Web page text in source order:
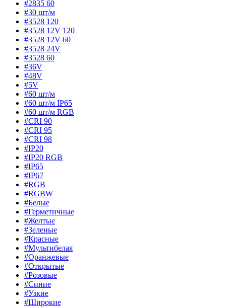
#2835 60
#30 шт/м
#3528 120
#3528 12V 120
#3528 12V 60
#3528 24V
#3528 60
#36V
#48V
#5V
#60 шт/м
#60 шт/м IP65
#60 шт/м RGB
#CRI 90
#CRI 95
#CRI 98
#IP20
#IP20 RGB
#IP65
#IP67
#RGB
#RGBW
#Белые
#Герметичные
#Желтые
#Зеленые
#Красные
#Мультибелая
#Оранжевые
#Открытые
#Розовые
#Синие
#Узкие
#Широкие